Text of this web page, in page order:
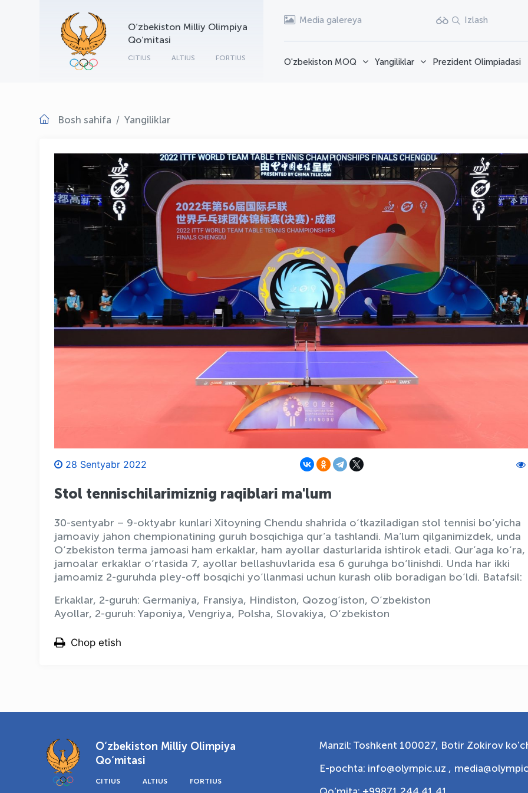
O‘zbekiston Milliy Olimpiya
Qo‘mitasi
CITIUS ALTIUS FORTIUS
Media galereya Izlash
O'zbekiston MOQ Yangiliklar Prezident Olimpiadasi
Bosh sahifa Yangiliklar
28 Sentyabr 2022
Stol tennischilarimiznig raqiblari ma'lum
30-sentyabr – 9-oktyabr kunlari Xitoyning Chendu shahrida o‘tkaziladigan stol tennisi bo‘yicha
jamoaviy jahon chempionatining guruh bosqichiga qur’a tashlandi. Ma’lum qilganimizdek, unda
O‘zbekiston terma jamoasi ham erkaklar, ham ayollar dasturlarida ishtirok etadi. Qur’aga ko‘ra,
jamoalar erkaklar o‘rtasida 7, ayollar bellashuvlarida esa 6 guruhga bo‘linishdi. Unda har ikki
jamoamiz 2-guruhda pley-off bosqichi yo‘llanmasi uchun kurash olib boradigan bo‘ldi. Batafsil:
Erkaklar, 2-guruh: Germaniya, Fransiya, Hindiston, Qozog‘iston, O‘zbekiston
Ayollar, 2-guruh: Yaponiya, Vengriya, Polsha, Slovakiya, O‘zbekiston
Chop etish
O‘zbekiston Milliy Olimpiya
Qo‘mitasi
CITIUS ALTIUS FORTIUS
Manzil: Toshkent 100027, Botir Zokirov
E-pochta: info@olympic.uz ,